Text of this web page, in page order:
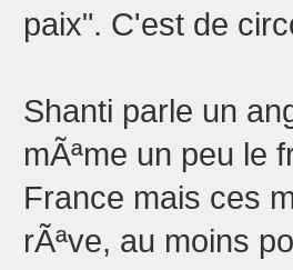
paix". C'est de
Shanti parle un
mÃªme un peu le
France mais ces
rÃªve, au moins